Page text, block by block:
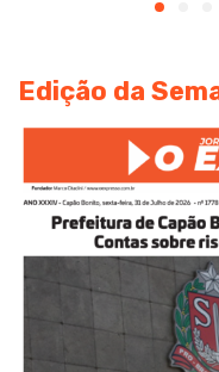
Edição da